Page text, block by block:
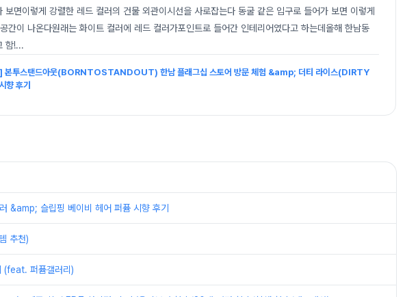
보면이렇게 강렬한 레드 컬러의 건물 외관이시선을 사로잡는다 동굴 같은 입구로 들어가 보면 이렇게
간이 나온다원래는 화이트 컬러에 레드 컬러가포인트로 들어간 인테리어였다고 하는데올해 한남동
함!...
본투스탠드아웃(BORNTOSTANDOUT) 한남 플래그십 스토어 방문 체험 &amp; 더티 라이스(DIRTY
향 후기
&amp; 슬립핑 베이비 헤어 퍼퓸 시향 후기
추천)
(feat. 퍼퓸갤러리)